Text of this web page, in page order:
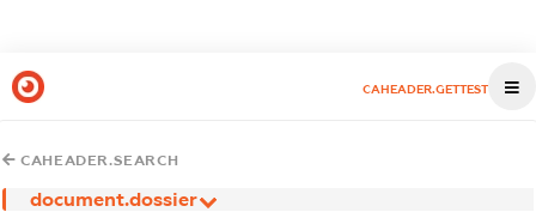
CAHEADER.GETTEST
CAHEADER.SEARCH
document.dossier